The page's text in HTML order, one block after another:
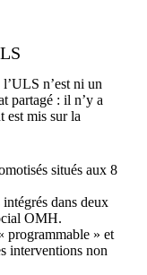
n’est ni un
partagé : il n’y a
est mis sur la
situés aux 8
dans deux
OMH.
programmable » et
interventions non